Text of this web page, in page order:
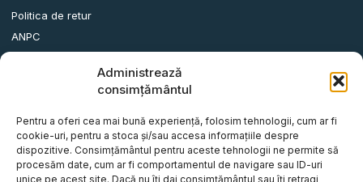
Administrează
consimțământul
Pentru a oferi cea mai bună experiență, folosim tehnologii, cum ar fi
cookie-uri, pentru a stoca și/sau accesa informațiile despre
dispozitive. Consimțământul pentru aceste tehnologii ne permite să
procesăm date, cum ar fi comportamentul de navigare sau ID-uri
unice pe acest site. Dacă nu îți dai consimțământul sau îți retragi
Politica de retur
ANPC
info@remorci-platforme.ro
0786.720.706
0786.720.707